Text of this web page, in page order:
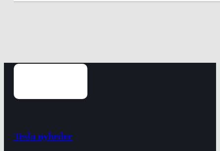
Tesla nyheder